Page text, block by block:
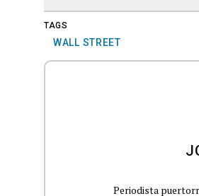
TAGS
WALL STREET
Periodista